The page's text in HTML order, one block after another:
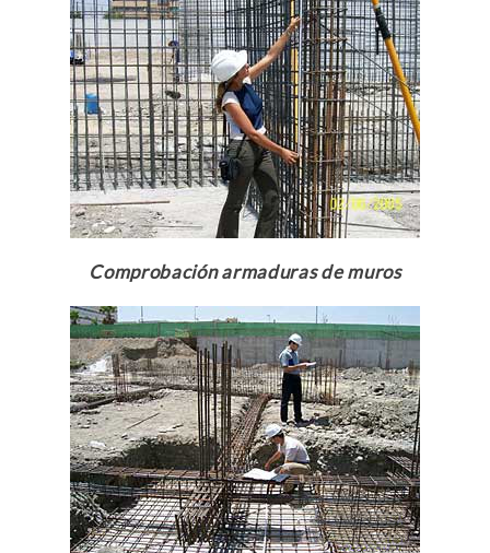
Comprobación armaduras de muros